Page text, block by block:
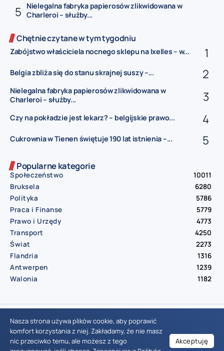
Nielegalna fabryka papierosów zlikwidowana w
Charleroi – służby...
Chętnie czytane w tym tygodniu
Zabójstwo właściciela nocnego sklepu na Ixelles – w...
Belgia zbliża się do stanu skrajnej suszy –...
Nielegalna fabryka papierosów zlikwidowana w
Charleroi – służby...
Czy na pokładzie jest lekarz? – belgijskie prawo...
Cukrownia w Tienen świętuje 190 lat istnienia –...
Popularne kategorie
Społeczeństwo
10011
Bruksela
6280
Polityka
5786
Praca i Finanse
5779
Prawo i Urzędy
4773
Transport
4250
Świat
2273
Flandria
1316
Antwerpen
1239
Walonia
1182
© Aktualnosci.be – All Right Reserved 2016-2026
Nasza strona używa plików cookie, aby poprawić
komfort korzystania z niej. Zakładamy, że nie masz
nic przeciwko temu, ale możesz z tego
Akceptuję